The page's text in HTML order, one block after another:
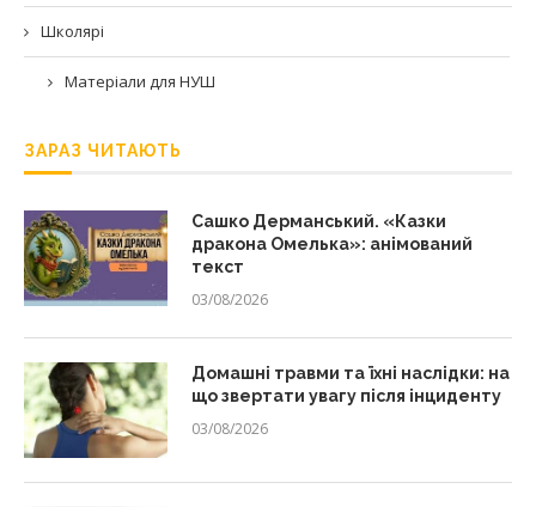
Школярі
Матеріали для НУШ
ЗАРАЗ ЧИТАЮТЬ
Сашко Дерманський. «Казки
дракона Омелька»: анімований
текст
03/08/2026
Домашні травми та їхні наслідки: на
що звертати увагу після інциденту
03/08/2026